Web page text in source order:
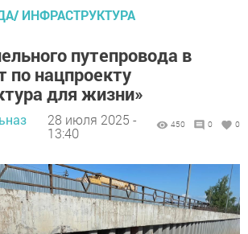
ИНФРАСТРУКТУРА
путепровода в
по нацпроекту
для жизни»
28 июля 2025 -
13:40
450 0 0